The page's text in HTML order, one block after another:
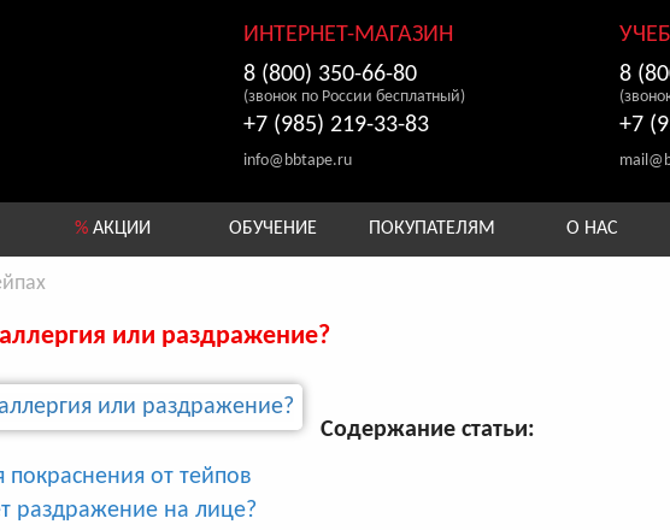
ИНТЕРНЕТ-МАГАЗИН
8 (800) 350-66-80
(звонок по России бесплатный)
+7 (985) 219-33-83
info@bbtape.ru
8
+7
% АКЦИИ ОБУЧЕНИЕ ПОКУПАТЕЛЯМ О НАС
или раздражение?
Содержание статьи:
от тейпов
раздражение на лице?